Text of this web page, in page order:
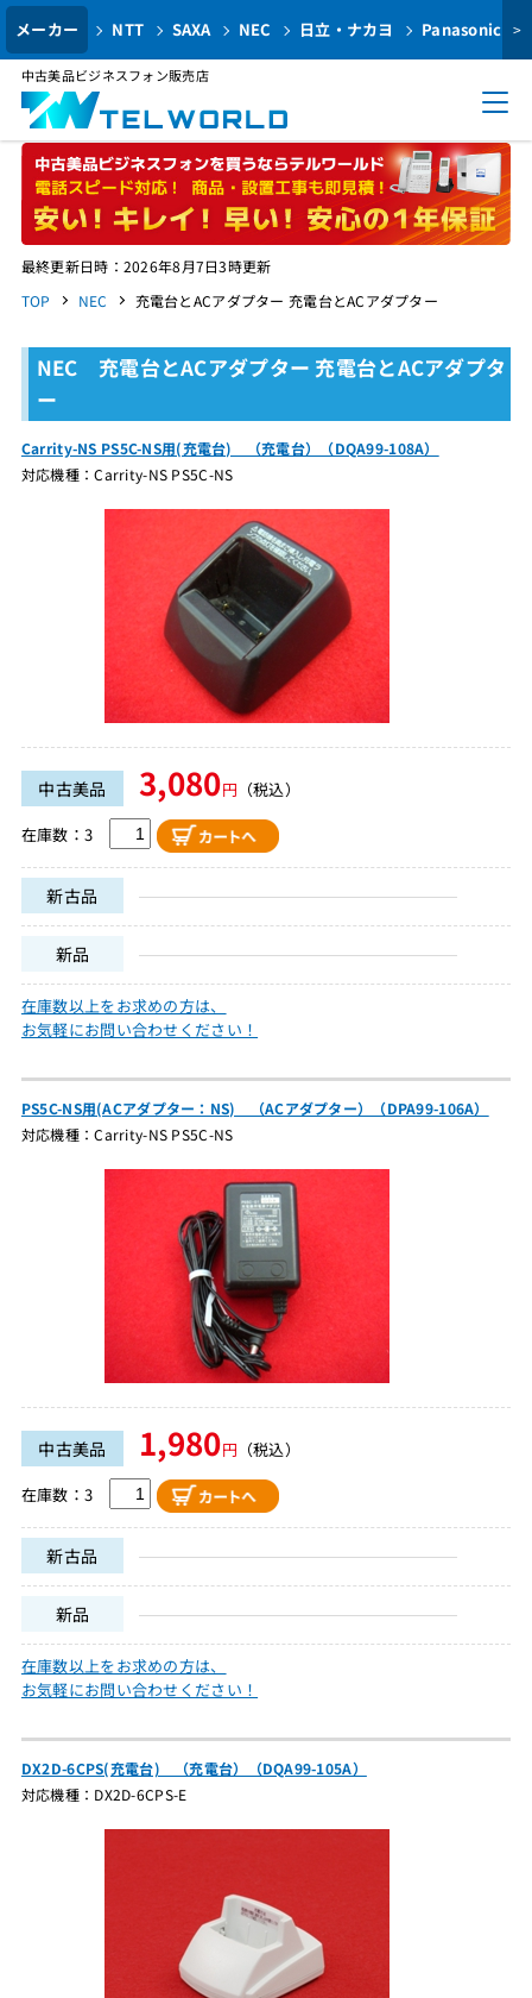
メーカー NTT SAXA NEC 日立・ナカヨ Panasonic >
中古美品ビジネスフォン販売店
最終更新日時：2026年8月7日3時更新
TOP
NEC 充電台とACアダプター 充電台とACアダプター
NEC 充電台とACアダプター 充電台とACアダプタ
ー
Carrity-NS PS5C-NS用(充電台) （充電台）（DQA99-108A）
対応機種：Carrity-NS PS5C-NS
中古美品 3,080円 （税込）
在庫数：3
新古品
新品
在庫数以上をお求めの方は、
お気軽にお問い合わせください！
PS5C-NS用(ACアダプター：NS) （ACアダプター）（DPA99-106A）
対応機種：Carrity-NS PS5C-NS
中古美品 1,980円 （税込）
在庫数：3
新古品
新品
在庫数以上をお求めの方は、
お気軽にお問い合わせください！
DX2D-6CPS(充電台) （充電台）（DQA99-105A）
対応機種：DX2D-6CPS-E